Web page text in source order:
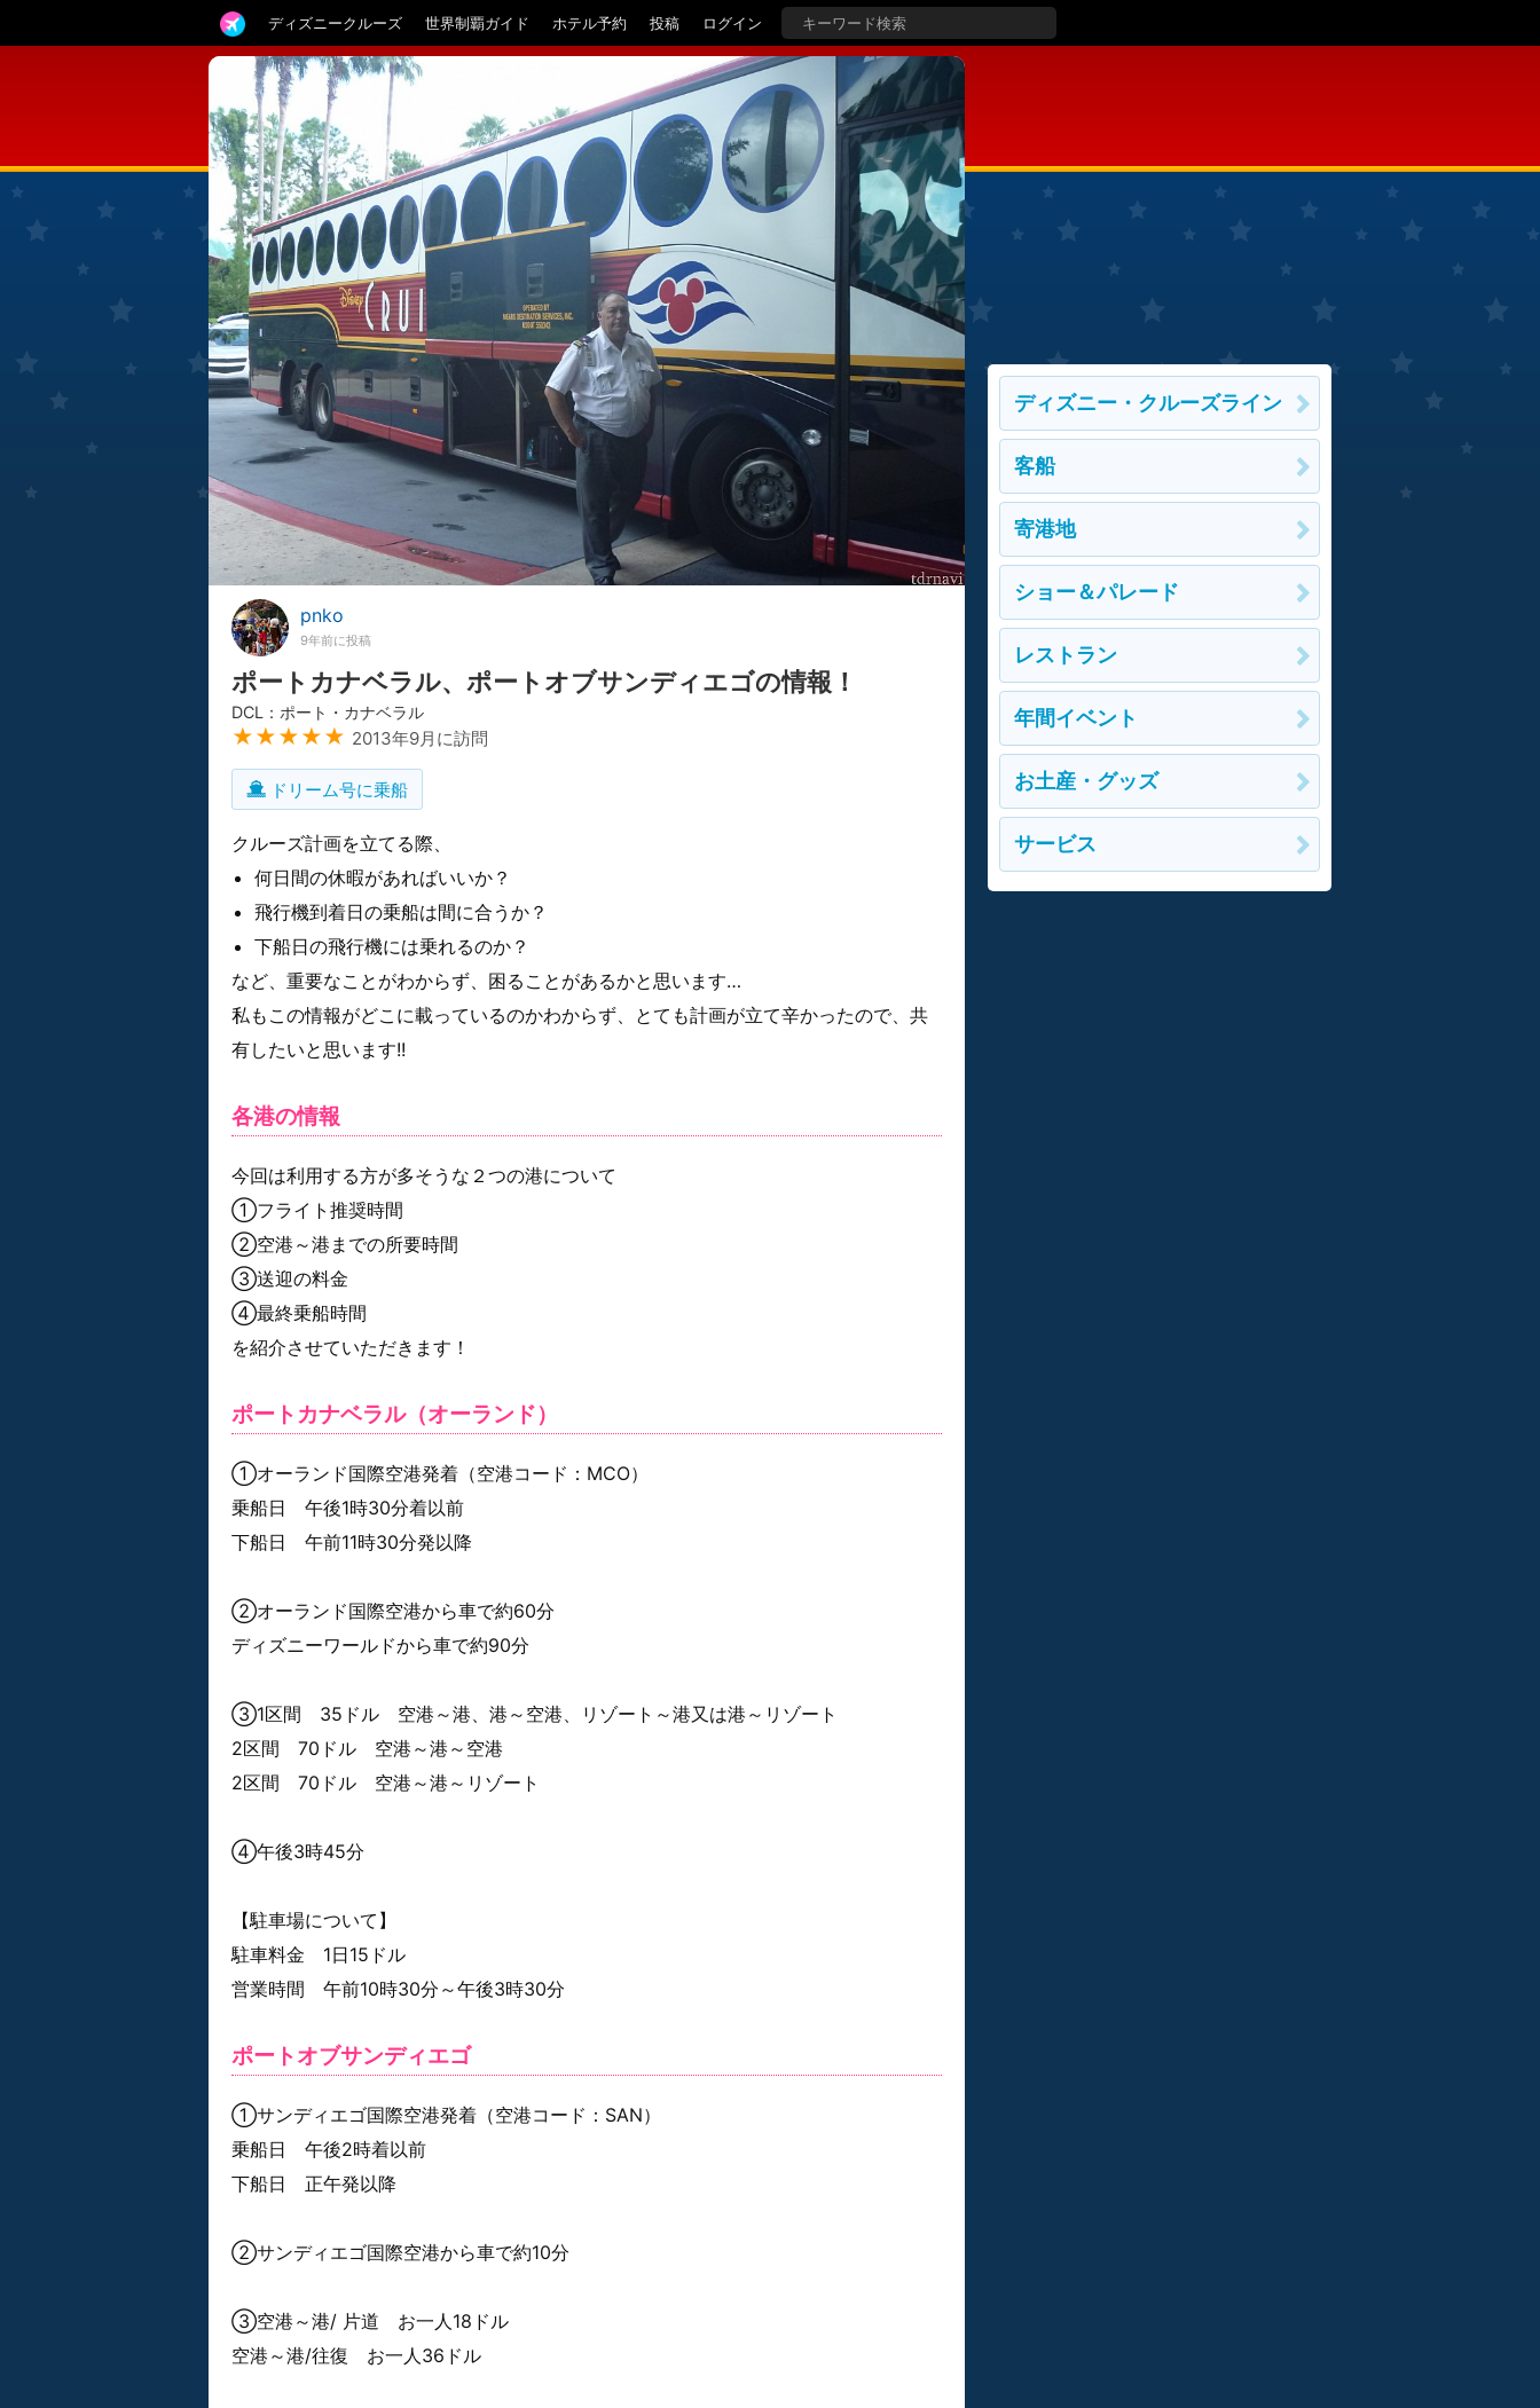
ディズニークルーズ 世界制覇ガイド ホテル予約 投稿 ログイン
pnko
9年前に投稿
ポートカナベラル、ポートオブサンディエゴの情報！
DCL：ポート・カナベラル
★★★★★ 2013年9月に訪問
ドリーム号に乗船
クルーズ計画を立てる際、
何日間の休暇があればいいか？
飛行機到着日の乗船は間に合うか？
下船日の飛行機には乗れるのか？
など、重要なことがわからず、困ることがあるかと思います…
私もこの情報がどこに載っているのかわからず、とても計画が立て辛かったので、共
有したいと思います!!
各港の情報
今回は利用する方が多そうな２つの港について
①フライト推奨時間
②空港～港までの所要時間
③送迎の料金
④最終乗船時間
を紹介させていただきます！
ポートカナベラル（オーランド）
①オーランド国際空港発着（空港コード：MCO）
乗船日 午後1時30分着以前
下船日 午前11時30分発以降
②オーランド国際空港から車で約60分
ディズニーワールドから車で約90分
③1区間 35ドル 空港～港、港～空港、リゾート～港又は港～リゾート
2区間 70ドル 空港～港～空港
2区間 70ドル 空港～港～リゾート
④午後3時45分
【駐車場について】
駐車料金 1日15ドル
営業時間 午前10時30分～午後3時30分
ポートオブサンディエゴ
①サンディエゴ国際空港発着（空港コード：SAN）
乗船日 午後2時着以前
下船日 正午発以降
②サンディエゴ国際空港から車で約10分
③空港～港/ 片道 お一人18ドル
空港～港/往復 お一人36ドル
ディズニー・クルーズライン
客船
寄港地
ショー＆パレード
レストラン
年間イベント
お土産・グッズ
サービス